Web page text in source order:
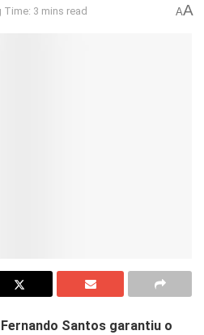
Time: 3 mins read AA
Santos garantiu o